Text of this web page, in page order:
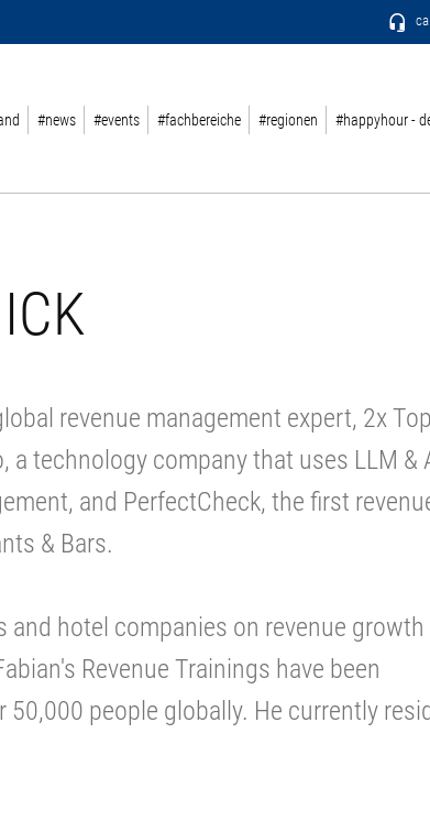
#news #events #fachbereiche #regionen #happyhour -
revenue management expert, 2x Top
a technology company that uses LLM &
and PerfectCheck, the first
& Bars.
and hotel companies on revenue growth
Revenue Trainings have been
people globally. He currently